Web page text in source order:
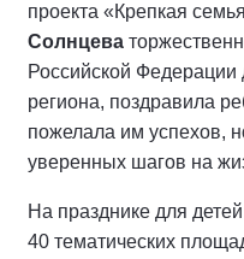
проекта «Крепкая
Солнцева
Российской
региона, поздравила
пожелала им успехов,
уверенных шагов на
На празднике для
40 тематических